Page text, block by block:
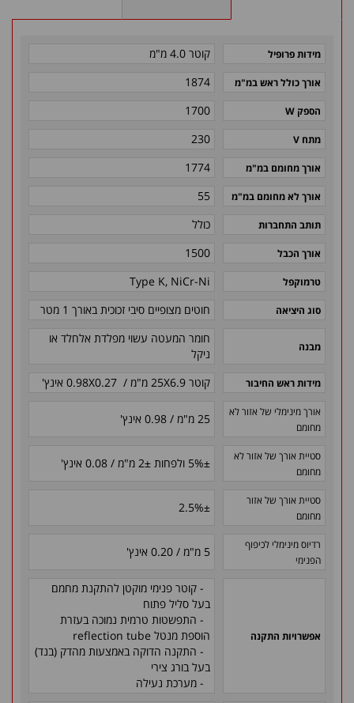
מידות פרופיל קוטר 4.0 מ"מ
אורך כולל ראש במ"מ 1874
הספק W 1700
מתח V 230
אורך מחומם במ"מ 1774
אורך לא מחומם במ"מ 55
תותב התחברות כולל
אורך הכבל 1500
טרמוקפל Type K, NiCr-Ni
סוג היציאה חוטים מצופיים סיבי זכוכית באורך 1 מטר
מבנה
חומר המעטה עשוי מפלדת אלחלד או
ניקל
מידות ראש החיבור קוטר 25X6.9 מ"מ / 0.98X0.27 אינץ'
אורך מינימלי של אזור לא
מחומם
25 מ"מ / 0.98 אינץ'
סטיית אורך של אזור לא
מחומם
±5% ולפחות ±2 מ"מ / 0.08 אינץ'
סטיית אורך של אזור
מחומם
±
2.5%
רדיוס מינימלי לכיפוף
הפנימי
5 מ"מ / 0.20 אינץ'
אפשרויות התקנה
- קוטר פנימי מוקטן להתקנת מחמם
בעל סליל פתוח
- התפשטות טרמית נמוכה בעזרת
הוספת מנטל reflection tube
- התקנה הדוקה באמצעות מהדק (בנד)
בעל בורג צירי
- מערכת נעילה